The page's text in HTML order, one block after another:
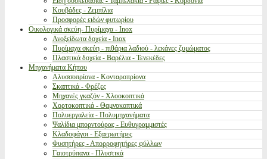
Κουβάδες - Ζεμπίλια
Προσφορές ειδών φυτωρίου
Οικολογικά σκεύη- Πυρίμαχα - Inox
Ανοξείδωτα δοχεία - Inox
Πυρίμαχα σκεύη - πιθάρια λαδιού - λεκάνες ζυμώματος
Πλαστικά δοχεία - Βαρέλια - Τενεκέδες
Μηχανήματα Κήπου
Αλυσσοπρίονα - Κονταροπρίονα
Σκαπτικά - Φρέζες
Μηχανές γκαζόν - Χλοοκοπτικά
Χορτοκοπτικά - Θαμνοκοπτικά
Πολυεργαλεία - Πολυμηχανήματα
Ψαλίδια μπορντούρας - Ευθυγραμμιστές
Κλαδοφάγοι - Εξαερωτήρες
Φυσητήρες - Απορροφητήρες φύλλων
Γαιοτρύπανα - Πλυστικά